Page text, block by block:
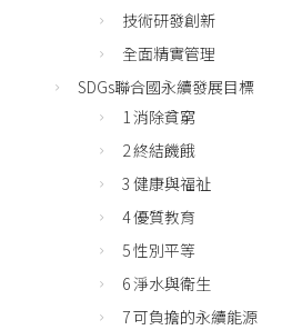
技術研發創新
全面精實管理
SDGs聯合國永續發展目標
1 消除貧窮
2 終結饑餓
3 健康與福祉
4 優質教育
5 性別平等
6 淨水與衛生
7 可負擔的永續能源